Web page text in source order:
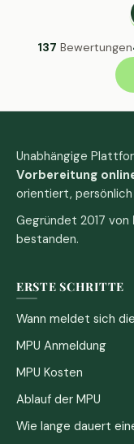
137 Bewertungen
Unabhängige
Vorbereitung
orientiert, persönlich
Gegründet 2017 von
bestanden.
ERSTE SCHRITTE
Wann meldet sich
MPU Anmeldung
MPU Kosten
Ablauf der MPU
Wie lange dauert